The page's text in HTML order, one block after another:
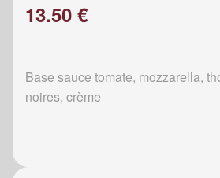
13.50 €
Base sauce tomate, mozzarella,
noires, crème